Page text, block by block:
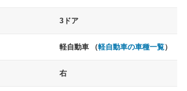
3ドア
軽自動車 （軽自動車の車種一覧）
右